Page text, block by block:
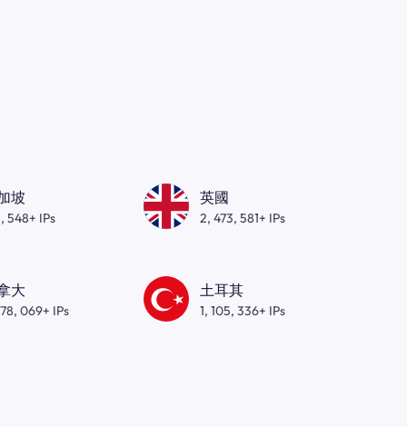
坡
548+ IPs
英國
2, 473, 581+ IPs
大
069+ IPs
土耳其
1, 105, 336+ IPs